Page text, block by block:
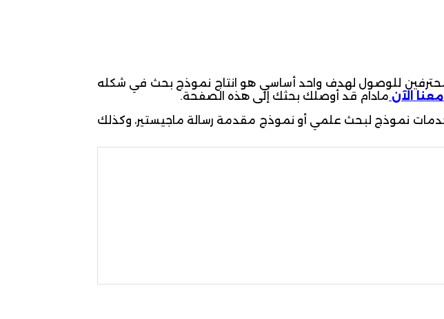
محترفين للوصول لهدف واحد أساسي هو انتاج نموذج بحث في شكله
الآن مادام قد أوصلك بحثك إلى هذه الصفحة.
نموذج لبحث علمي أو نموذج مقدمة رسالة ماجيستير، وكذلك